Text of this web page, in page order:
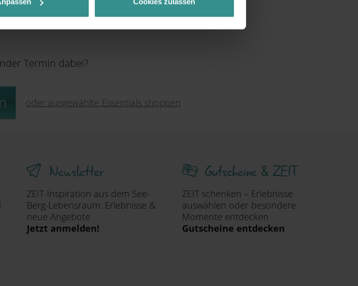
Termin dabei?
oder ausgewählte Essentials shoppen
Newsletter
ZEIT-Inspiration aus dem See-
Berg-Lebensraum: Erlebnisse &
neue Angebote
Jetzt anmelden!
Gutscheine & ZEIT
ZEIT schenken – Erlebnisse
auswählen oder besondere
Momente entdecken
Gutscheine entdecken